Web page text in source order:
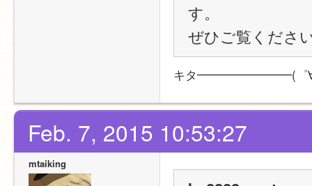
す。
ぜひご覧くださ
キタ━━━━━━━━(
Feb. 7, 2015 10:53:27
mtaiking